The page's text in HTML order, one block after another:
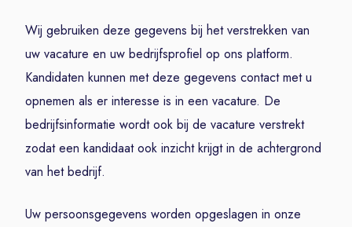
Wij gebruiken deze gegevens bij het verstrekken van
uw vacature en uw bedrijfsprofiel op ons platform.
Kandidaten kunnen met deze gegevens contact met u
opnemen als er interesse is in een vacature. De
bedrijfsinformatie wordt ook bij de vacature verstrekt
zodat een kandidaat ook inzicht krijgt in de achtergrond
van het bedrijf.
Uw persoonsgegevens worden opgeslagen in onze